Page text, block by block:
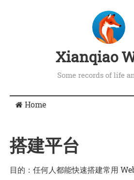
Xianqiao
Some records of life
Home
搭建平台
目的：任何人都能快速搭建常用